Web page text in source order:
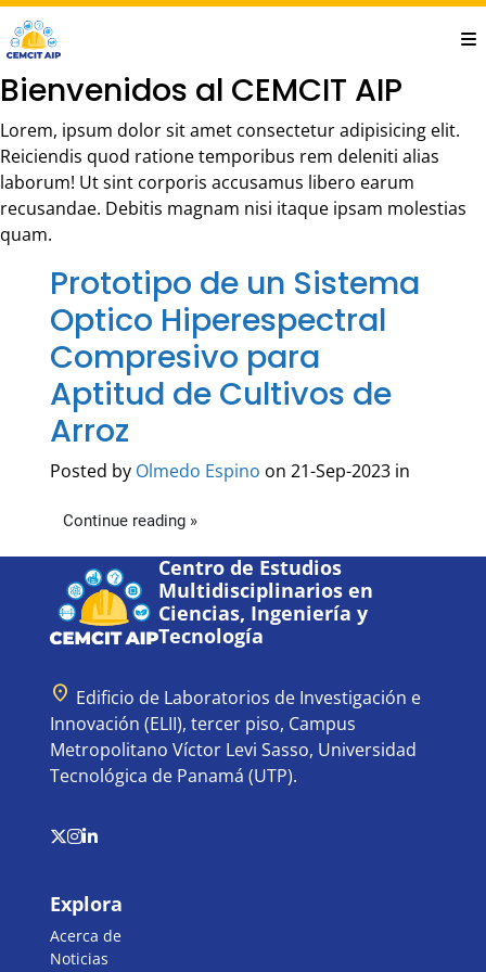
Saltar
al
contenido
principal
Bienvenidos al CEMCIT AIP
Lorem, ipsum dolor sit amet consectetur adipisicing elit.
Reiciendis quod ratione temporibus rem deleniti alias
laborum! Ut sint corporis accusamus libero earum
recusandae. Debitis magnam nisi itaque ipsam molestias
quam.
Prototipo de un Sistema
Optico Hiperespectral
Compresivo para
Aptitud de Cultivos de
Arroz
Posted by Olmedo Espino on 21-Sep-2023 in
Continue reading »
Centro de Estudios
Multidisciplinarios en
Ciencias, Ingeniería y
Tecnología
location_on Edificio de Laboratorios de Investigación e
Innovación (ELII), tercer piso, Campus
Metropolitano Víctor Levi Sasso, Universidad
Tecnológica de Panamá (UTP).
Explora
Acerca de
Noticias